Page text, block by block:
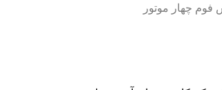
چهار موتور